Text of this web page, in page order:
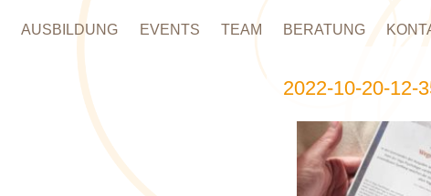
AUSBILDUNG EVENTS TEAM BERATUNG
2022-10-20-12-